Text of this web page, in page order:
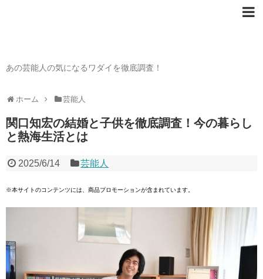
あの芸能人の気になるワダイを徹底調査！
ホーム 芸能人
関口知宏の結婚と子供を徹底調査！今の暮らし
と熱海生活とは
2025/6/14 芸能人
※本サイトのコンテンツには、商品プロモーションが含まれています。